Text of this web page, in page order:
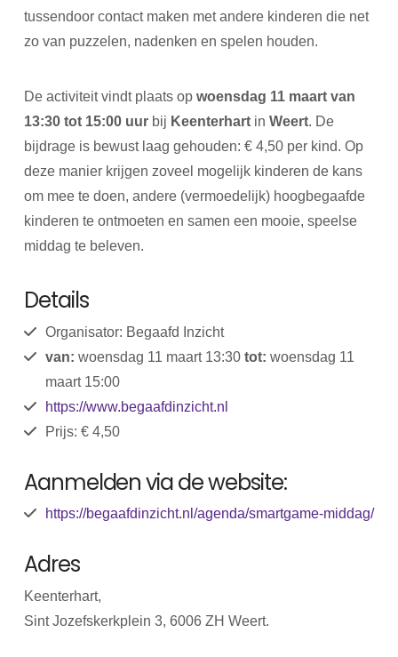
tussendoor contact maken met andere kinderen die net
zo van puzzelen, nadenken en spelen houden.
De activiteit vindt plaats op woensdag 11 maart van
13:30 tot 15:00 uurbij Keenterhartin Weert. De
bijdrage is bewust laag gehouden: € 4,50 per kind. Op
deze manier krijgen zoveel mogelijk kinderen de kans
om mee te doen, andere (vermoedelijk) hoogbegaafde
kinderen te ontmoeten en samen een mooie, speelse
middag te beleven.
Details
Organisator: Begaafd Inzicht
van: woensdag 11 maart 13:30 tot: woensdag 11
maart 15:00
https://www.begaafdinzicht.nl
Prijs: € 4,50
Aanmelden via de website:
https://begaafdinzicht.nl/agenda/smartgame-middag/
Adres
Keenterhart,
Sint Jozefskerkplein 3, 6006 ZH Weert.